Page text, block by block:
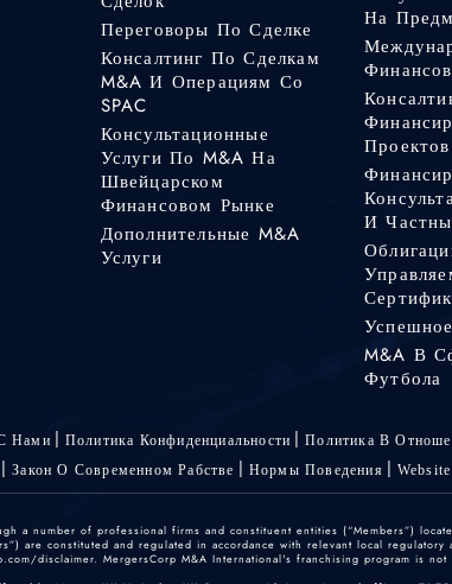
Переговоры По Сделке
Консалтинг По Сделкам
M&A И Операциям Со
SPAC
Консультационные
Услуги По M&A На
Швейцарском
Финансовом Рынке
Дополнительные M&A
Услуги
На
Проектов
И
M&A В
Футбола
Нами Политика Конфиденциальности Политика В
Закон О Современном Рабстве Нормы Поведения
a number of professional firms and constituent entities (“Members”)
are constituted and regulated in accordance with relevant local
disclaimer. MergersCorp M&A International's franchising program is